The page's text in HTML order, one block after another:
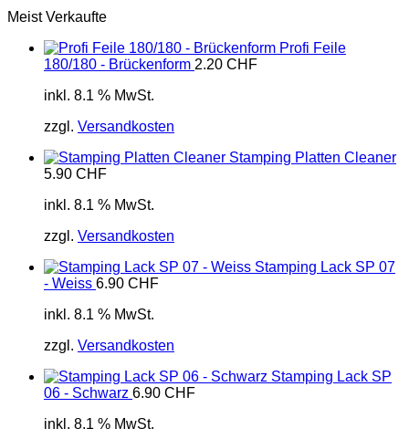
Meist Verkaufte
Profi Feile
180/180 - Brückenform 2.20 CHF
inkl. 8.1 % MwSt.
zzgl. Versandkosten
Stamping Platten Cleaner
5.90 CHF
inkl. 8.1 % MwSt.
zzgl. Versandkosten
Stamping Lack SP 07
- Weiss 6.90 CHF
inkl. 8.1 % MwSt.
zzgl. Versandkosten
Stamping Lack SP
06 - Schwarz 6.90 CHF
inkl. 8.1 % MwSt.